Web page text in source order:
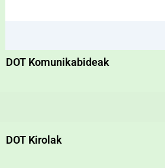
DOT Komunikabideak
DOT Kirolak